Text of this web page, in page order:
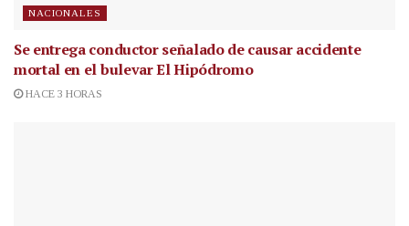
NACIONALES
Se entrega conductor señalado de causar accidente
mortal en el bulevar El Hipódromo
HACE 3 HORAS